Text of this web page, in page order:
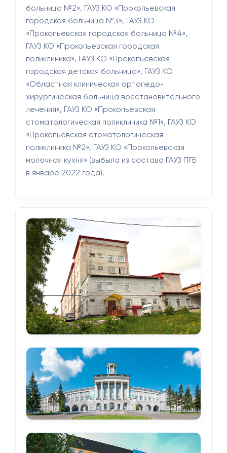
больница №2», ГАУЗ КО «Прокопьевская
городская больница №3», ГАУЗ КО
«Прокопьевская городская больница №4»,
ГАУЗ КО «Прокопьевская городская
поликлиника», ГАУЗ КО «Прокопьевская
городская детская больница», ГАУЗ КО
«Областная клиническая ортопедо-
хирургическая больница восстановительного
лечения», ГАУЗ КО «Прокопьевская
стоматологическая поликлиника №1», ГАУЗ КО
«Прокопьевская стоматологическая
поликлиника №2», ГАУЗ КО «Прокопьевская
молочная кухня» (выбыла из состава ГАУЗ ПГБ
в январе 2022 года).